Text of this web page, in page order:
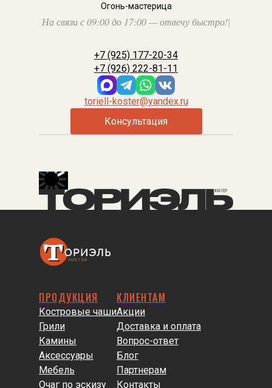
Огонь-мастерица
На связи с 09:00 до 17:00 — отвечу быстро!|
+7 (925) 177-20-34
+7 (926) 222-81-11
toriell-koster@yandex.ru
Консультация
ПРОДУКЦИЯ
Костровые чаши
Грили
Камины
Аксессуары
Мебель
Очаг по эскизу
КЛИЕНТАМ
Акции
Доставка и оплата
Вопрос-ответ
Блог
Партнерам
Контакты